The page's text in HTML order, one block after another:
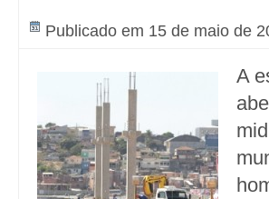
Publicado em 15 de maio de
A